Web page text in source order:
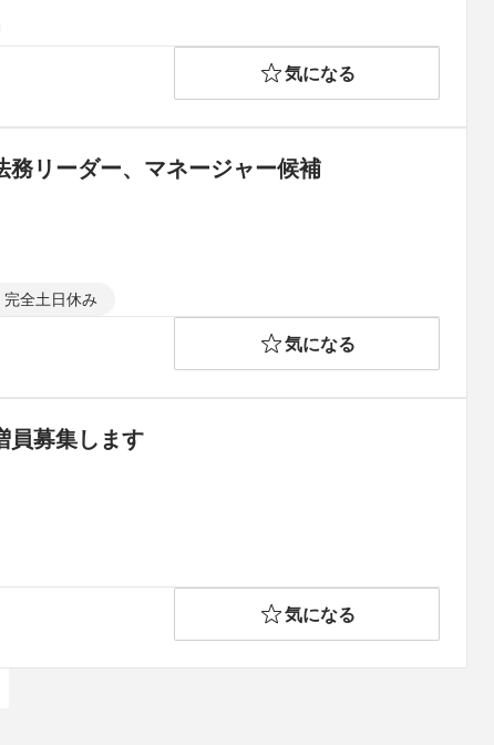
気になる
務リーダー、マネージャー候補
完全土日休み
気になる
員募集します
気になる